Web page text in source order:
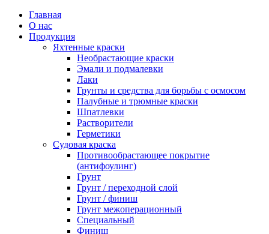
Главная
О нас
Продукция
Яхтенные краски
Необрастающие краски
Эмали и подмалевки
Лаки
Грунты и средства для борьбы с осмосом
Палубные и трюмные краски
Шпатлевки
Растворители
Герметики
Судовая краска
Противообрастающее покрытие
(антифоулинг)
Грунт
Грунт / переходной слой
Грунт / финиш
Грунт межоперационный
Специальный
Финиш